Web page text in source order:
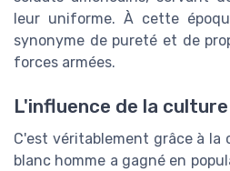
leur uniforme. À cette
synonyme de pureté et de
forces armées.
L'influence de la culture
C'est véritablement grâce à
blanc homme a gagné en